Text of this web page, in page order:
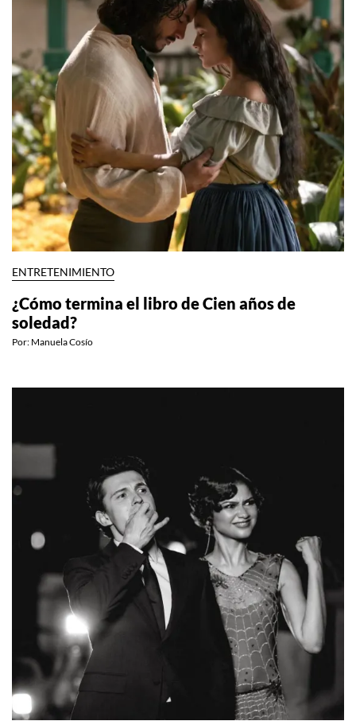
ENTRETENIMIENTO
¿Cómo termina el libro de Cien años de
soledad?
Por: Manuela Cosío